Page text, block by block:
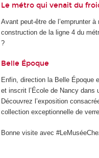
Le métro qui venait du
Avant peut-être de l’emprunter
construction de la ligne 4 du
?
Belle Époque
Enfin, direction la Belle Époque
et inscrit l’École de Nancy dans
Découvrez l’exposition
collection exceptionnelle de
Bonne visite avec